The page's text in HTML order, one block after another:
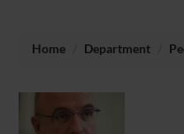
Home Department